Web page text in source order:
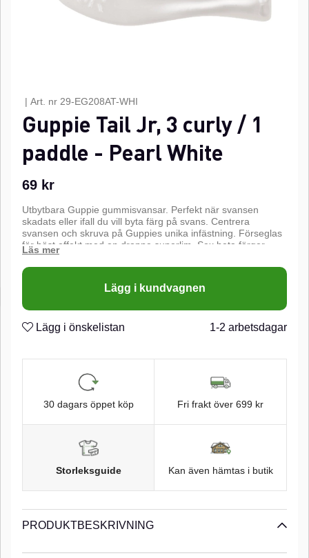
| Art. nr 29-EG208AT-WHI
Guppie Tail Jr, 3 curly / 1
paddle - Pearl White
69 kr
Utbytbara Guppie gummisvansar. Perfekt när svansen
skadats eller ifall du vill byta färg på svans. Centrera
svansen och skruva på Guppies unika infästning. Förseglas
för bäst effekt med en droppe superlim. Sex heta färger,
gjutna med glitter. Packetet innehåller tre Guppie Curly Tails
och en Guppie Paddle Tail.
Lägg i kundvagnen
Lägg i önskelistan 1-2 arbetsdagar
30 dagars öppet köp Fri frakt över 699 kr
Storleksguide Kan även hämtas i butik
PRODUKTBESKRIVNING